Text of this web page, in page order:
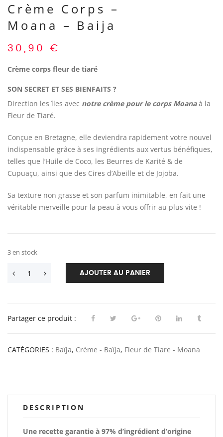
Crème Corps –
Moana – Baija
30,90 €
Crème corps fleur de tiaré
SON SECRET ET SES BIENFAITS ?
Direction les îles avec notre crème pour le corps Moanaà la
Fleur de Tiaré.
Conçue en Bretagne, elle deviendra rapidement votre nouvel
indispensable grâce à ses ingrédients aux vertus bénéfiques,
telles que l’Huile de Coco, les Beurres de Karité & de
Cupuaçu, ainsi que des Cires d’Abeille et de Jojoba.
Sa texture non grasse et son parfum inimitable, en fait une
véritable merveille pour la peau à vous offrir au plus vite !
3 en stock
AJOUTER AU PANIER
Partager ce produit :
CATÉGORIES : Baïja, Crème - Baïja, Fleur de Tiare - Moana
DESCRIPTION
Une recette garantie à 97% d’ingrédient d’origine